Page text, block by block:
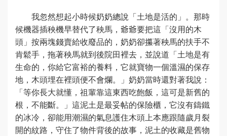
我忽然想起小時候奶奶總說「土地是活的」。那時
候機器插秧機早替代了秧馬，爺爺要把這「沒用的木
頭」按兩塊錢賣給收廢品的，奶奶卻攥著秧馬的扶手不
肯鬆手，拖著秧馬就到後院田裡去，並說道「土地是有
生命的，你給它富裕的養料，它就寶物一個溫濕的保存
地，木頭埋在裡頭便不會爛。」奶奶當時還對著我說：
「等你長大就懂，祖輩靠這東西吃飽飯，這可是新舊的
根，不能斷。」這泥土是最妥帖的保險櫃，它沒有鑄鐵
的冰冷，卻能用潮濕的氣息護住木頭上本應跟隨歲月裂
開的紋路，守住了物件背後的故事，泥土的收藏是舊物